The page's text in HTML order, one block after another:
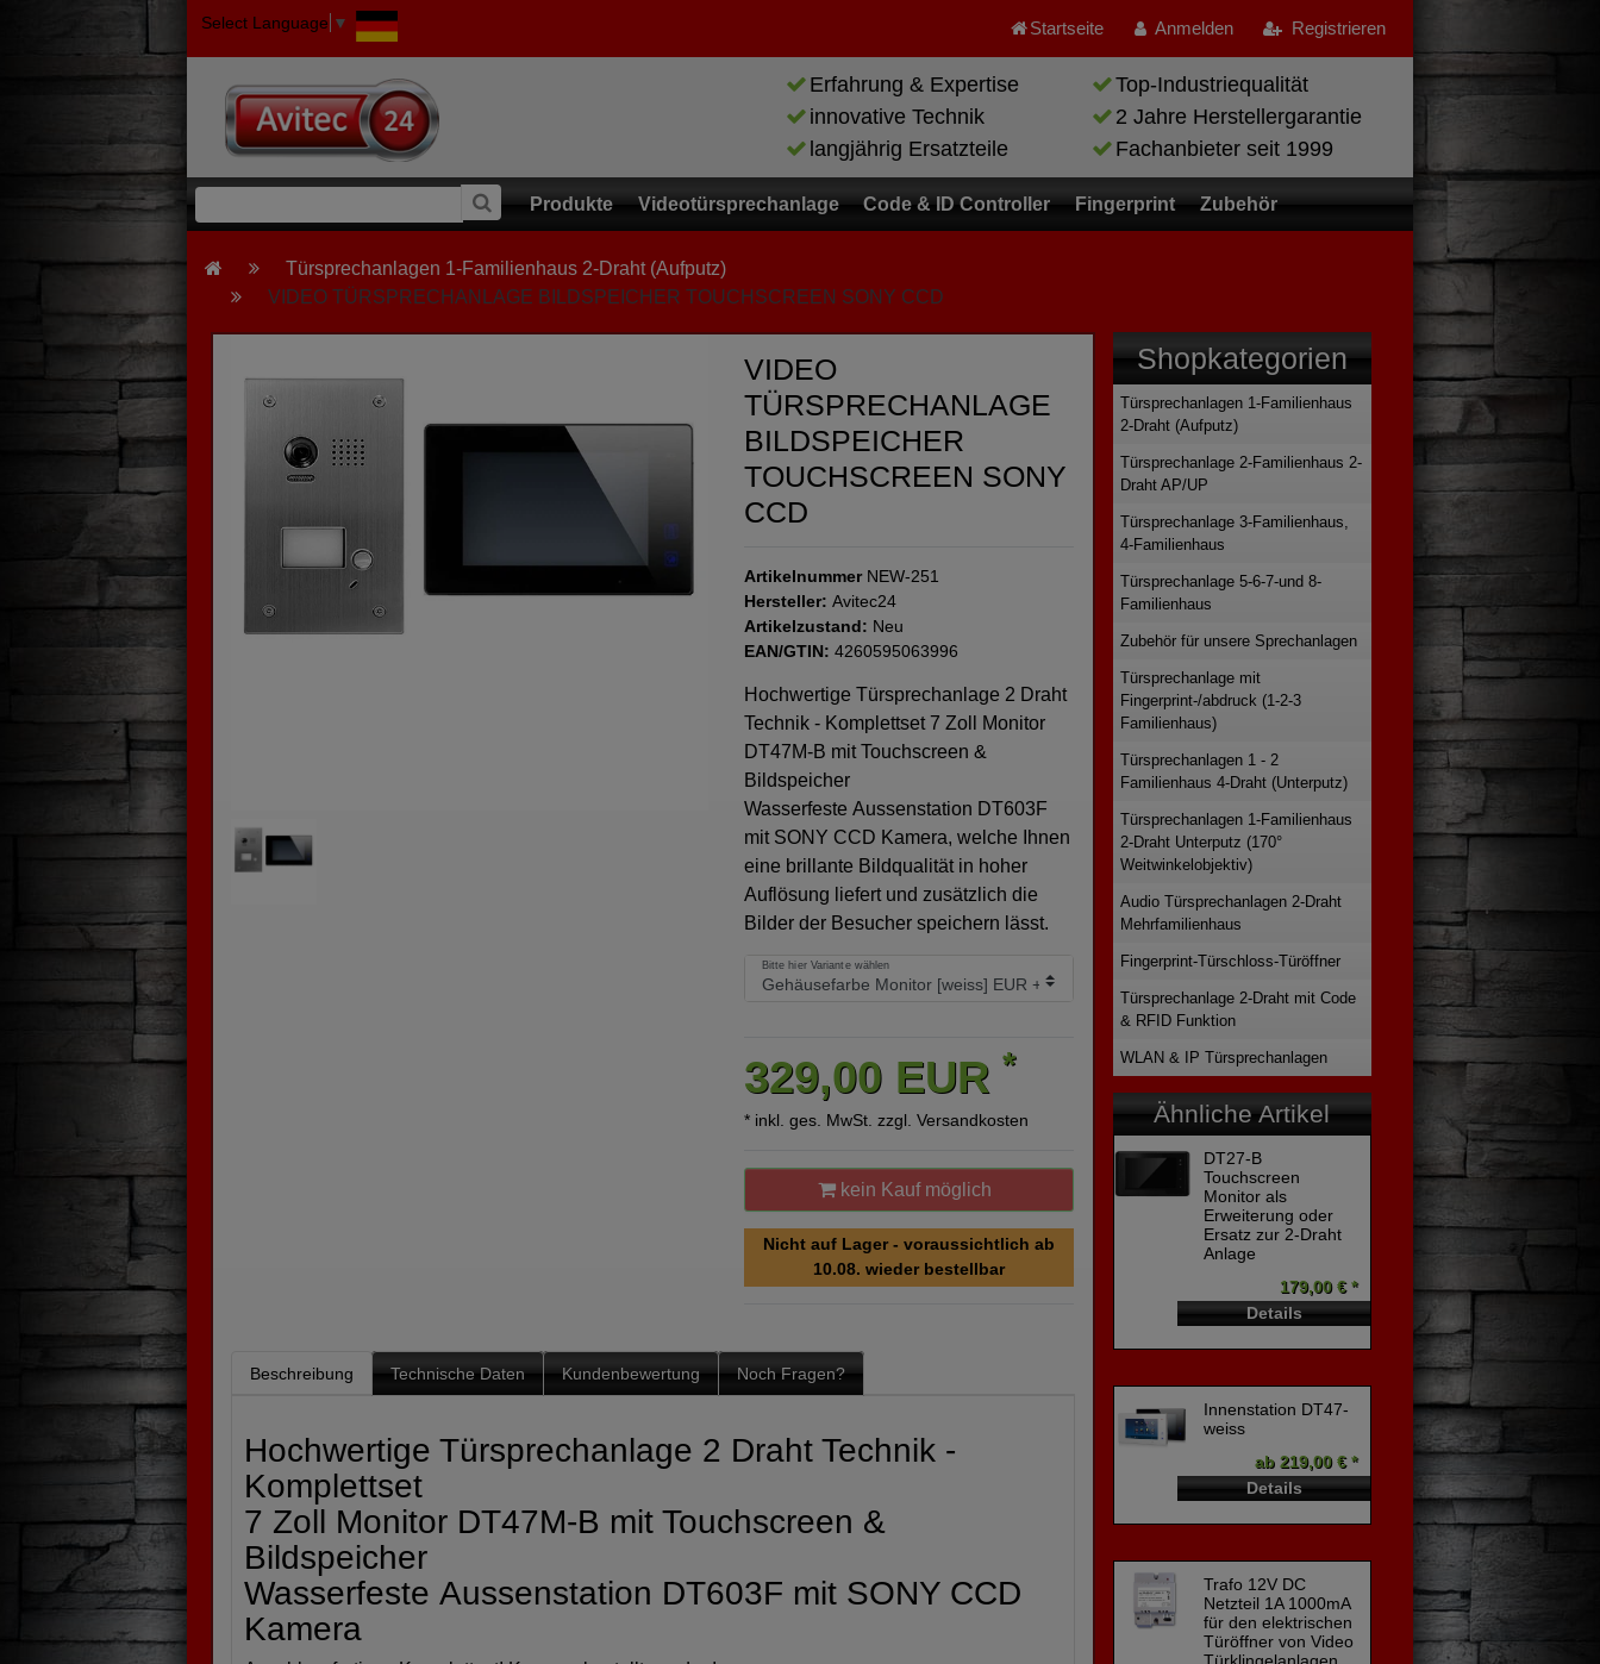
Select Language ▼ Startseite Anmelden Registrieren
Erfahrung & Expertise
Top-Industriequalität
innovative Technik
2 Jahre Herstellergarantie
langjährig Ersatzteile
Fachanbieter seit 1999
Produkte Videotürsprechanlage Code & ID Controller Fingerprint Zubehör
Türsprechanlagen 1-Familienhaus 2-Draht (Aufputz)
VIDEO TÜRSPRECHANLAGE BILDSPEICHER TOUCHSCREEN SONY CCD
VIDEO
TÜRSPRECHANLAGE
BILDSPEICHER
TOUCHSCREEN SONY
CCD
Artikelnummer NEW-251
Hersteller: Avitec24
Artikelzustand: Neu
EAN/GTIN: 4260595063996
Hochwertige Türsprechanlage 2 Draht
Technik - Komplettset 7 Zoll Monitor
DT47M-B mit Touchscreen &
Bildspeicher
Wasserfeste Aussenstation DT603F
mit SONY CCD Kamera, welche Ihnen
eine brillante Bildqualität in hoher
Auflösung liefert und zusätzlich die
Bilder der Besucher speichern lässt.
Bitte hier Variante wählen
329,00 EUR *
* inkl. ges. MwSt. zzgl. Versandkosten
kein Kauf möglich
Nicht auf Lager - voraussichtlich ab
10.08. wieder bestellbar
Beschreibung Technische Daten Kundenbewertung Noch Fragen?
Hochwertige Türsprechanlage 2 Draht Technik -
Komplettset
7 Zoll Monitor DT47M-B mit Touchscreen &
Bildspeicher
Wasserfeste Aussenstation DT603F mit SONY CCD
Kamera
Shopkategorien
Türsprechanlagen 1-Familienhaus
2-Draht (Aufputz)
Türsprechanlage 2-Familienhaus 2-
Draht AP/UP
Türsprechanlage 3-Familienhaus,
4-Familienhaus
Türsprechanlage 5-6-7-und 8-
Familienhaus
Zubehör für unsere Sprechanlagen
Türsprechanlage mit
Fingerprint-/abdruck (1-2-3
Familienhaus)
Türsprechanlagen 1 - 2
Familienhaus 4-Draht (Unterputz)
Türsprechanlagen 1-Familienhaus
2-Draht Unterputz (170°
Weitwinkelobjektiv)
Audio Türsprechanlagen 2-Draht
Mehrfamilienhaus
Fingerprint-Türschloss-Türöffner
Türsprechanlage 2-Draht mit Code
& RFID Funktion
WLAN & IP Türsprechanlagen
Ähnliche Artikel
DT27-B
Touchscreen
Monitor als
Erweiterung oder
Ersatz zur 2-Draht
Anlage
179,00 € *
Details
Innenstation DT47-
weiss
ab 219,00 € *
Details
Trafo 12V DC
Netzteil 1A 1000mA
für den elektrischen
Türöffner von Video